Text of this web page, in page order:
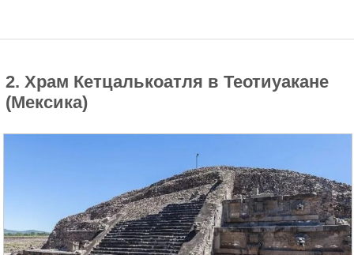
2. Храм Кетцалькоатля в Теотиуакане
(Мексика)